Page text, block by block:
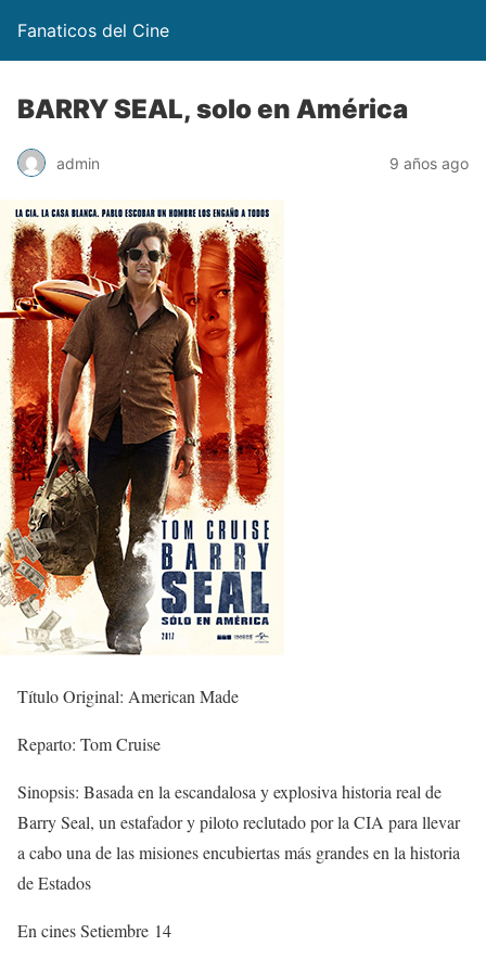
Fanaticos del Cine
BARRY SEAL, solo en América
admin 9 años ago
Título Original: American Made
Reparto: Tom Cruise
Sinopsis: Basada en la escandalosa y explosiva historia real de
Barry Seal, un estafador y piloto reclutado por la CIA para llevar
a cabo una de las misiones encubiertas más grandes en la historia
de Estados
En cines Setiembre 14